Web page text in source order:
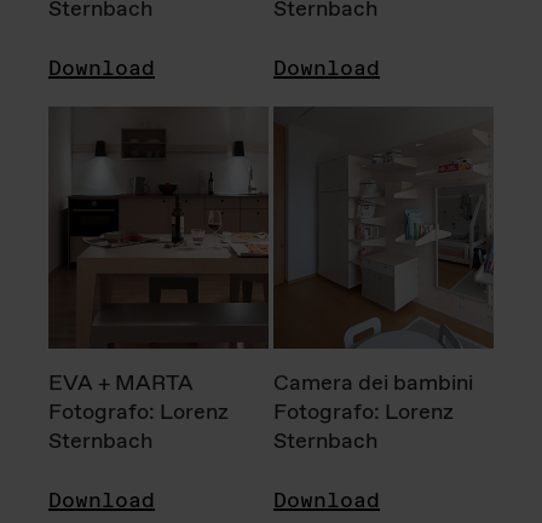
Sternbach
Download
Sternbach
Download
EVA + MARTA
Fotografo: Lorenz
Sternbach
Download
Camera dei bambini
Fotografo: Lorenz
Sternbach
Download